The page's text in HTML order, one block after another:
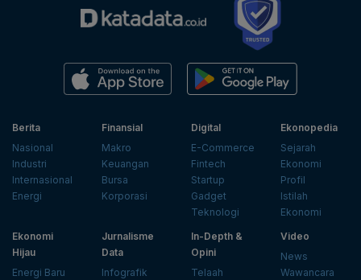
Berita
Nasional
Industri
Internasional
Energi
Finansial
Makro
Keuangan
Bursa
Korporasi
Digital
E-Commerce
Fintech
Startup
Gadget
Teknologi
Ekonopedia
Sejarah
Ekonomi
Profil
Istilah
Ekonomi
Ekonomi
Hijau
Energi Baru
Jurnalisme
Data
Infografik
In-Depth &
Opini
Telaah
Video
News
Wawancara